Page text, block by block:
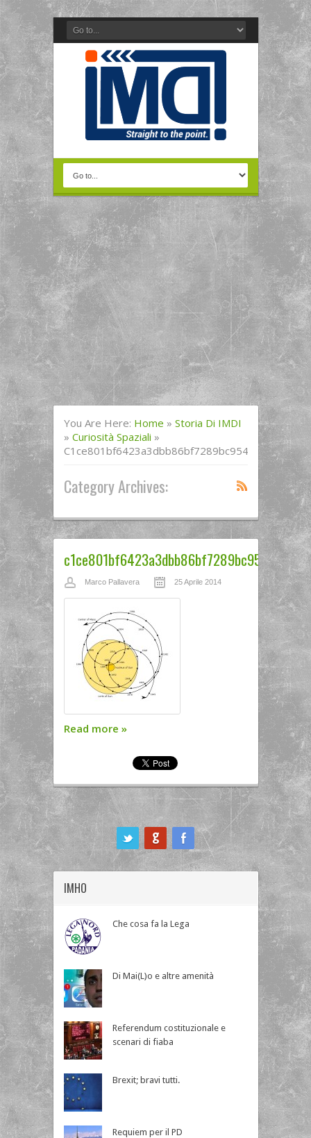
You Are Here: Home » Storia Di IMDI
» Curiosità Spaziali »
Category Archives:
Marco Pallavera 25 Aprile 2014
Read more »
IMHO
Che cosa fa la Lega
Di Mai(L)o e altre amenità
Referendum costituzionale e
scenari di fiaba
Brexit; bravi tutti.
Requiem per il PD